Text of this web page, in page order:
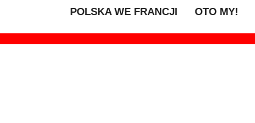
POLSKA WE FRANCJI OTO MY!